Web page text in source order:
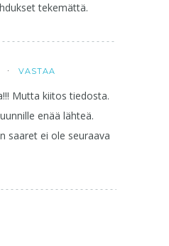
tekemättä.
VASTAA
Mutta kiitos tiedosta.
enää lähteä.
saaret ei ole seuraava